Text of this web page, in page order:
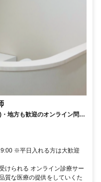
地方も歓迎のオンライン問診
※平日入れる方は大歓迎
けられる オンライン診療サー
質な医療の提供をしていくた